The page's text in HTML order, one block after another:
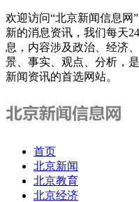
欢迎访问“北京新闻信息网
新的消息资讯，我们每天
息，内容涉及政治、经济
景、事实、观点、分析，
新闻资讯的首选网站。
首页
北京新闻
北京教育
北京经济